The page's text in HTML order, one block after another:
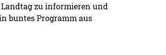
Landtag zu informieren und
buntes Programm aus